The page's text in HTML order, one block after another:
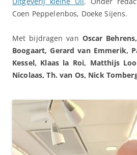
Coen Peppelenbos, Doeke Sijens.
Met bijdragen van Oscar
Boogaart, Gerard van Emmerik,
Kessel, Klaas la Roi, Matthijs
Nicolaas, Th. van Os, Nick